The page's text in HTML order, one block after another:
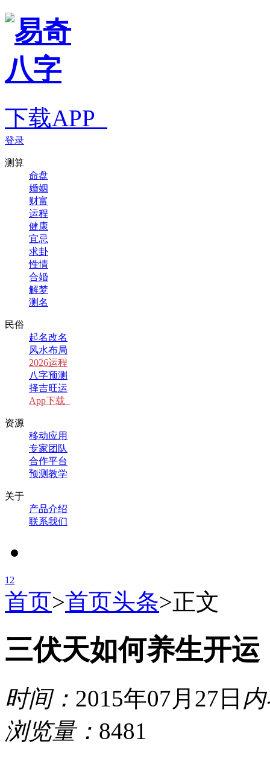
下载APP
登录
测算
命盘
婚姻
财富
运程
健康
宜忌
求卦
性情
合婚
解梦
测名
民俗
起名改名
风水布局
2026运程
八字预测
择吉旺运
App下载
资源
移动应用
专家团队
合作平台
预测教学
关于
产品介绍
联系我们
1 2
首页>首页头条>正文
三伏天如何养生开运
时间： 2015年07月27日
浏览量： 8481